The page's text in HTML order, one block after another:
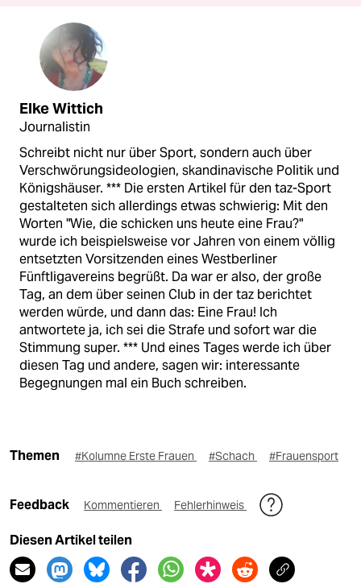
Elke Wittich
Journalistin
Schreibt nicht nur über Sport, sondern auch über
Verschwörungsideologien, skandinavische Politik und
Königshäuser. *** Die ersten Artikel für den taz-Sport
gestalteten sich allerdings etwas schwierig: Mit den
Worten "Wie, die schicken uns heute eine Frau?"
wurde ich beispielsweise vor Jahren von einem völlig
entsetzten Vorsitzenden eines Westberliner
Fünftligavereins begrüßt. Da war er also, der große
Tag, an dem über seinen Club in der taz berichtet
werden würde, und dann das: Eine Frau! Ich
antwortete ja, ich sei die Strafe und sofort war die
Stimmung super. *** Und eines Tages werde ich über
diesen Tag und andere, sagen wir: interessante
Begegnungen mal ein Buch schreiben.
Themen #Kolumne Erste Frauen #Schach #Frauensport
Feedback Kommentieren Fehlerhinweis
Diesen Artikel teilen